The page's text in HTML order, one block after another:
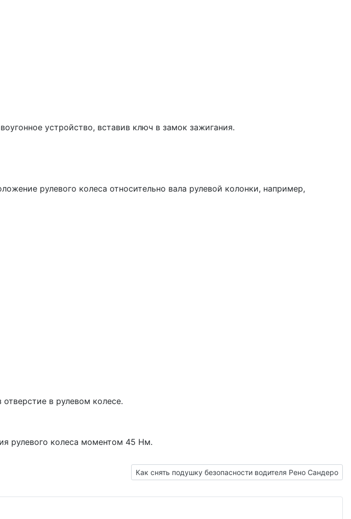
устройство, вставив ключ в замок зажигания.
рулевого колеса относительно вала рулевой колонки, например,
в рулевом колесе.
рулевого колеса моментом 45 Нм.
Следующий: Как снять подушку безопасности водителя
Как снять подушку безопасности водителя Рено Сандеро